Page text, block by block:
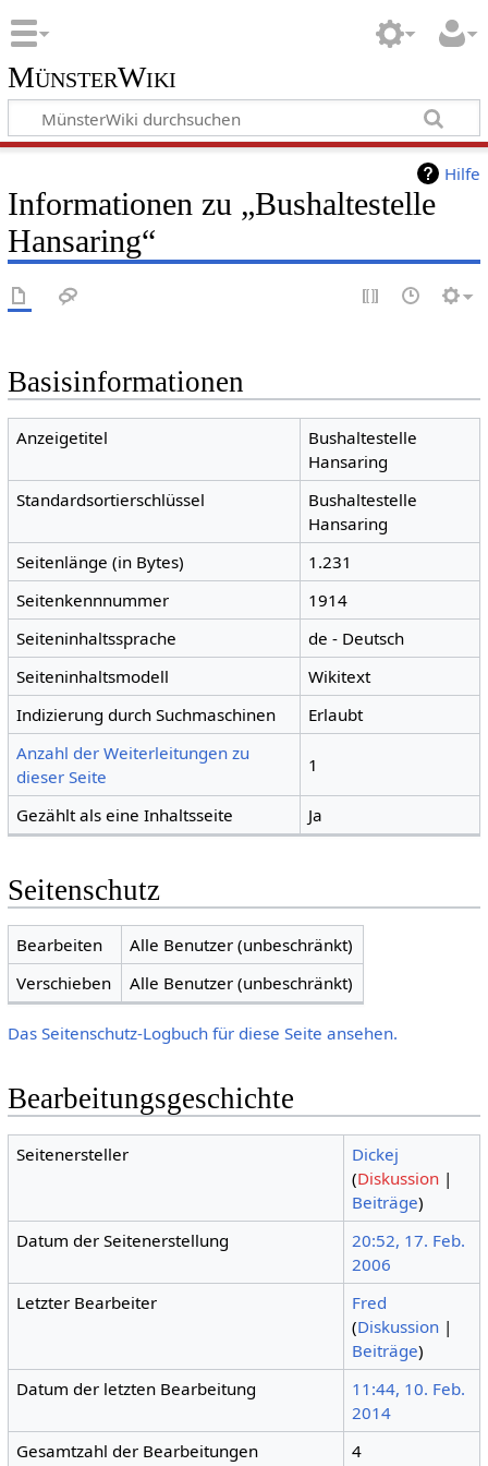
MünsterWiki
Hilfe
Informationen zu „Bushaltestelle
Hansaring“
Basisinformationen
Anzeigetitel
Bushaltestelle
Hansaring
Standardsortierschlüssel
Bushaltestelle
Hansaring
Seitenlänge (in Bytes)
1.231
Seitenkennnummer
1914
Seiteninhaltssprache
de - Deutsch
Seiteninhaltsmodell
Wikitext
Indizierung durch Suchmaschinen
Erlaubt
Anzahl der Weiterleitungen zu
dieser Seite
1
Gezählt als eine Inhaltsseite Ja
Seitenschutz
Bearbeiten
Alle Benutzer (unbeschränkt)
Verschieben
Alle Benutzer (unbeschränkt)
Das Seitenschutz-Logbuch für diese Seite ansehen.
Bearbeitungsgeschichte
Seitenersteller
Dickej
(Diskussion |
Beiträge)
Datum der Seitenerstellung
20:52, 17. Feb.
2006
Letzter Bearbeiter
Fred
(Diskussion |
Beiträge)
Datum der letzten Bearbeitung
11:44, 10. Feb.
2014
Gesamtzahl der Bearbeitungen
4